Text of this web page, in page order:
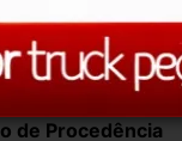
de Procedência